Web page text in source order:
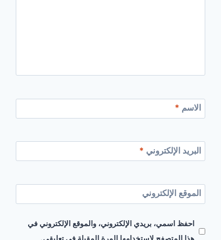
الاسم *
البريد الإلكتروني *
الموقع الإلكتروني
احفظ اسمي، بريدي الإلكتروني، والموقع الإلكتروني في